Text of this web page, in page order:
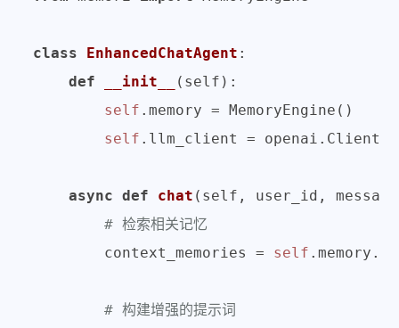
class EnhancedChatAgent :
def
__init__ ( self ):
self .memory = MemoryEngine()
self .llm_client = openai.Client()
async def chat ( self, user_id, message
# 检索相关记忆
        context_memories =
self
# 构建增强的提示词